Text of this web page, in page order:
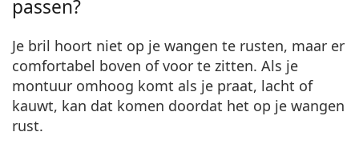
passen?
Je bril hoort niet op je wangen te rusten, maar er
comfortabel boven of voor te zitten. Als je
montuur omhoog komt als je praat, lacht of
kauwt, kan dat komen doordat het op je wangen
rust.